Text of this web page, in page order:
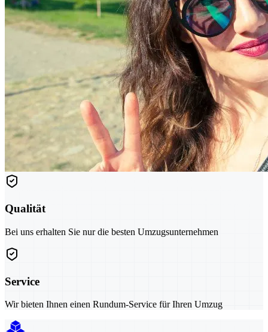
Qualität
Bei uns erhalten Sie nur die besten Umzugsunternehmen
Service
Wir bieten Ihnen einen Rundum-Service für Ihren Umzug